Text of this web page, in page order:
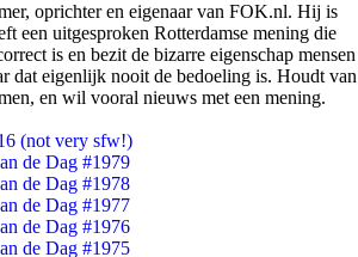
oprichter en eigenaar van FOK.nl. Hij is
een uitgesproken Rotterdamse mening die
is en bezit de bizarre eigenschap mensen
dat eigenlijk nooit de bedoeling is. Houdt van
en wil vooral nieuws met een mening.
(not very sfw!)
de Dag #1979
de Dag #1978
de Dag #1977
de Dag #1976
de Dag #1975